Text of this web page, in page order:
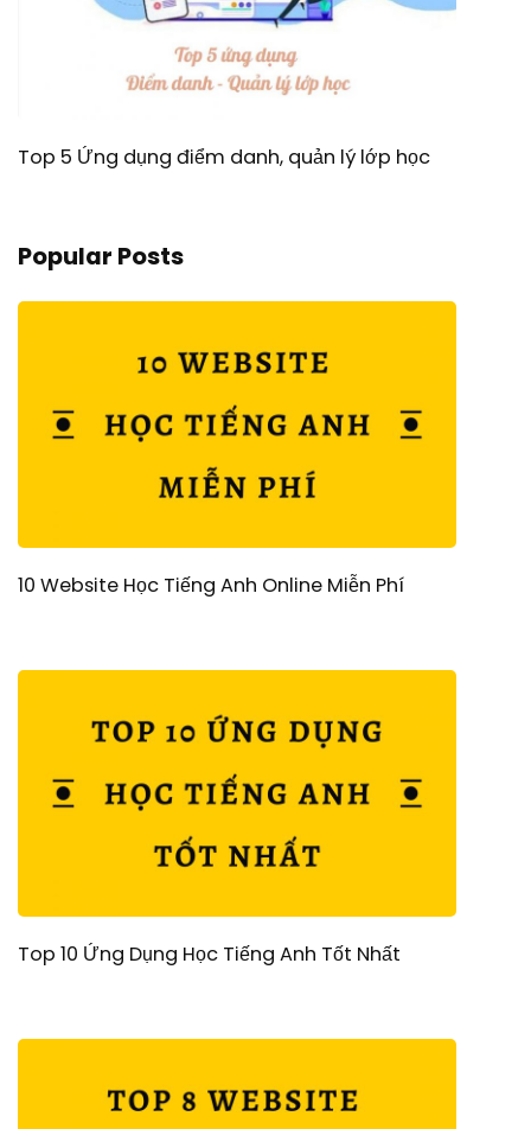
Top 5 Ứng dụng điểm danh, quản lý lớp học
Popular Posts
10 Website Học Tiếng Anh Online Miễn Phí
Top 10 Ứng Dụng Học Tiếng Anh Tốt Nhất